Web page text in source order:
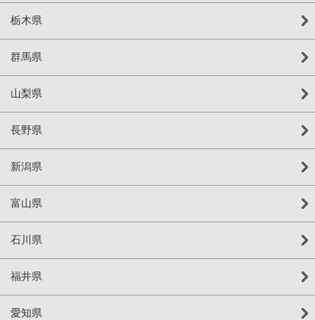
栃木県
群馬県
山梨県
長野県
新潟県
富山県
石川県
福井県
愛知県